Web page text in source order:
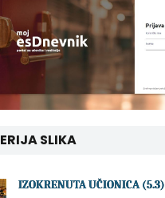
SLIKA
IZOKRENUTA UČIONICA (5.3)